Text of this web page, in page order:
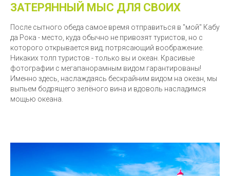
ЗАТЕРЯННЫЙ МЫС ДЛЯ СВОИХ
После сытного обеда самое время отправиться в "мой" Кабу
да Рока - место, куда обычно не привозят туристов, но с
которого открывается вид, потрясающий воображение.
Никаких толп туристов - только вы и океан. Красивые
фотографии с мегапанорамным видом гарантированы!
Именно здесь, наслаждаясь бескрайним видом на океан, мы
выпьем бодрящего зелёного вина и вдоволь насладимся
мощью океана.